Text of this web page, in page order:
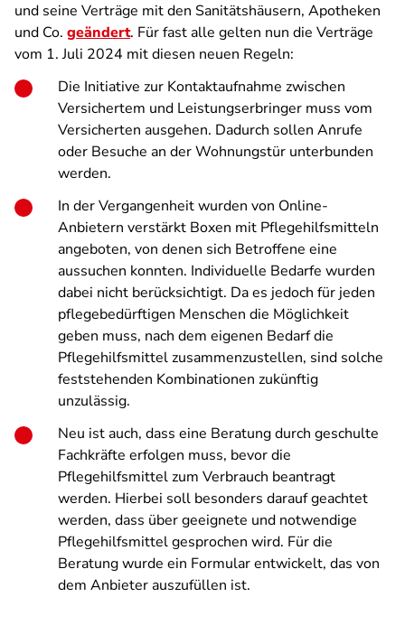
und seine Verträge mit den Sanitätshäusern, Apotheken
und Co. geändert. Für fast alle gelten nun die Verträge
vom 1. Juli 2024 mit diesen neuen Regeln:
Die Initiative zur Kontaktaufnahme zwischen
Versichertem und Leistungserbringer muss vom
Versicherten ausgehen. Dadurch sollen Anrufe
oder Besuche an der Wohnungstür unterbunden
werden.
In der Vergangenheit wurden von Online-
Anbietern verstärkt Boxen mit Pflegehilfsmitteln
angeboten, von denen sich Betroffene eine
aussuchen konnten. Individuelle Bedarfe wurden
dabei nicht berücksichtigt. Da es jedoch für jeden
pflegebedürftigen Menschen die Möglichkeit
geben muss, nach dem eigenen Bedarf die
Pflegehilfsmittel zusammenzustellen, sind solche
feststehenden Kombinationen zukünftig
unzulässig.
Neu ist auch, dass eine Beratung durch geschulte
Fachkräfte erfolgen muss, bevor die
Pflegehilfsmittel zum Verbrauch beantragt
werden. Hierbei soll besonders darauf geachtet
werden, dass über geeignete und notwendige
Pflegehilfsmittel gesprochen wird. Für die
Beratung wurde ein Formular entwickelt, das von
dem Anbieter auszufüllen ist.